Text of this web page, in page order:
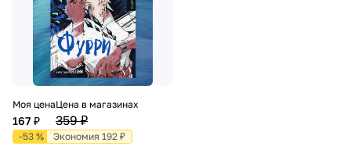
Моя цена
167 ₽
Цена в магазинах
359 ₽
-53 % Экономия 192 ₽